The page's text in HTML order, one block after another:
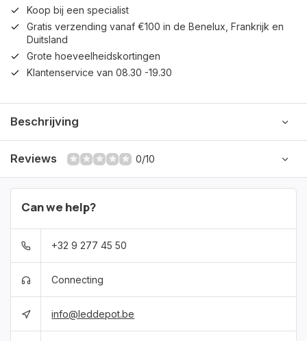
Koop bij een specialist
Gratis verzending vanaf €100 in de Benelux, Frankrijk en
Duitsland
Grote hoeveelheidskortingen
Klantenservice van 08.30 -19.30
Beschrijving
Reviews 0/10
Can we help?
+32 9 277 45 50
Connecting
info@leddepot.be